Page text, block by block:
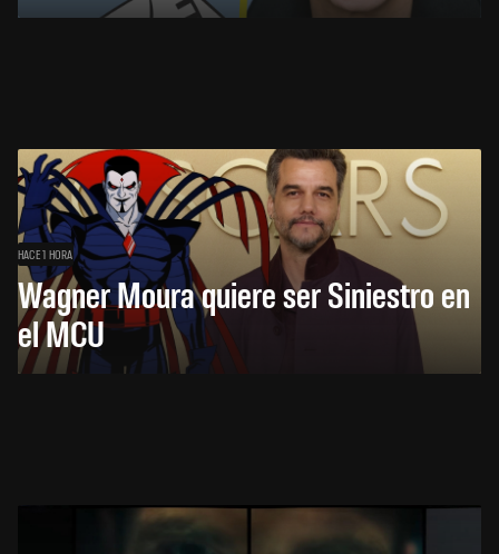
HACE 1 HORA
Wagner Moura quiere ser Siniestro en
el MCU